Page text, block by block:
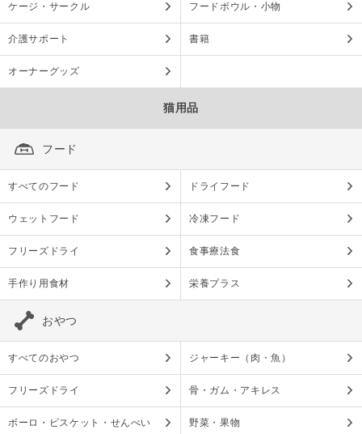
ケージ・サークル フードボウル・小物
介護サポート 書籍
オーナーグッズ
猫用品
フード
すべてのフード ドライフード
ウェットフード 冷凍フード
フリーズドライ 食事療法食
手作り用食材 栄養プラス
おやつ
すべてのおやつ ジャーキー（肉・魚）
フリーズドライ 骨・ガム・アキレス
ボーロ・ビスケット・せんべい 野菜・果物